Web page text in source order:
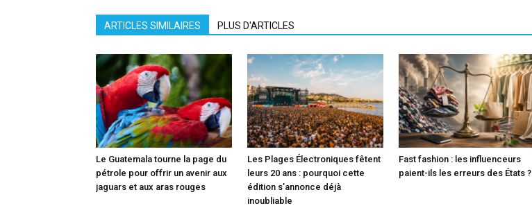
ARTICLES SIMILAIRES PLUS D'ARTICLES
Le Guatemala tourne la page du
pétrole pour offrir un avenir aux
jaguars et aux aras rouges
Les Plages Électroniques fêtent
leurs 20 ans : pourquoi cette
édition s’annonce déjà
inoubliable
Fast fashion : les influenceurs
paient-ils les erreurs des États ?